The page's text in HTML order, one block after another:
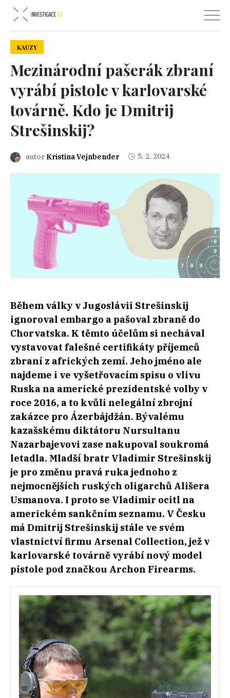
KAUZY
Mezinárodní pašerák zbraní
vyrábí pistole v karlovarské
továrně. Kdo je Dmitrij
Strešinskij?
autor Kristina Vejnbender 5. 2. 2024
Během války v Jugoslávii Strešinskij
ignoroval embargo a pašoval zbraně do
Chorvatska. K těmto účelům si nechával
vystavovat falešné certifikáty příjemců
zbraní z afrických zemí. Jeho jméno ale
najdeme i ve vyšetřovacím spisu o vlivu
Ruska na americké prezidentské volby v
roce 2016, a to kvůli nelegální zbrojní
zakázce pro Ázerbájdžán. Bývalému
kazašskému diktátoru Nursultanu
Nazarbajevovi zase nakupoval soukromá
letadla. Mladší bratr Vladimir Strešinskij
je pro změnu pravá ruka jednoho z
nejmocnějších ruských oligarchů Ališera
Usmanova. I proto se Vladimir ocitl na
americkém sankčním seznamu. V Česku
má Dmitrij Strešinskij stále ve svém
vlastnictví firmu Arsenal Collection, jež v
karlovarské továrně vyrábí nový model
pistole pod značkou Archon Firearms.